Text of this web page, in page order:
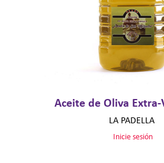
Aceite de Oliva Extra-
LA PADELLA
Inicie sesión